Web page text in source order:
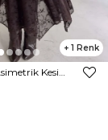
1